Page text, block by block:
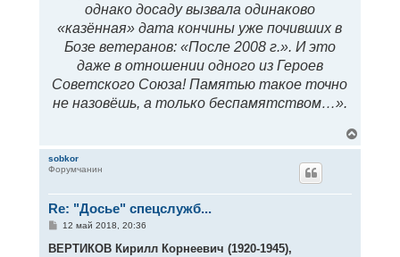
однако досаду вызвала одинаково
«казённая» дата кончины уже почивших в
Бозе ветеранов: «После 2008 г.». И это
даже в отношении одного из Героев
Советского Союза! Памятью такое точно
не назовёшь, а только беспамятством…».
sobkor
Форумчанин
Re: "Досье" спецслужб...
С
о
12 май 2018, 20:36
ВЕРТИКОВ Кирилл Корнеевич (1920-1945),